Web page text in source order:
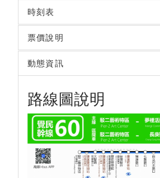
時刻表
票價說明
動態資訊
路線圖說明